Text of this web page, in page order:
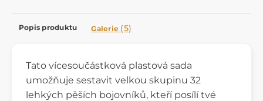
Popis produktu Galerie (5)
Tato vícesoučástková plastová sada
umožňuje sestavit velkou skupinu 32
lehkých pěších bojovníků, kteří posílí tvé